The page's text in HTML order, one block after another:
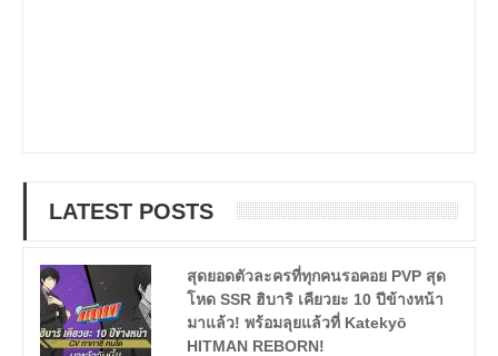
LATEST POSTS
สุดยอดตัวละครที่ทุกคนรอคอย PVP สุด
โหด SSR ฮิบาริ เคียวยะ 10 ปีข้างหน้า
มาแล้ว! พร้อมลุยแล้วที่ Katekyō
HITMAN REBORN!